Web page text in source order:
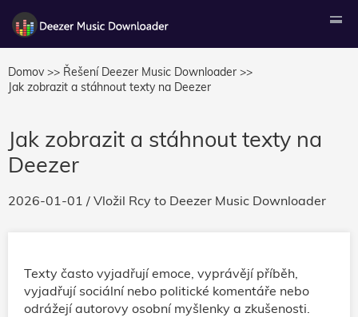
Domov >> Řešení Deezer Music Downloader >>
Jak zobrazit a stáhnout texty na Deezer
Jak zobrazit a stáhnout texty na
Deezer
2026-01-01 / Vložil Rcy to Deezer Music Downloader
Texty často vyjadřují emoce, vyprávějí příběh,
vyjadřují sociální nebo politické komentáře nebo
odrážejí autorovy osobní myšlenky a zkušenosti.